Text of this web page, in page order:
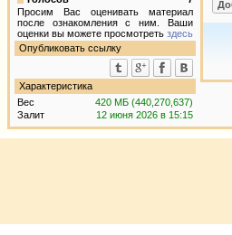
Просим Вас оценивать материал
после ознакомления с ним. Ваши
оценки вы можете просмотреть здесь
Опубликовать ссылку
Характеристика
Вес
420 МБ (440,270,637)
Залит
12 июня 2026 в 15:15